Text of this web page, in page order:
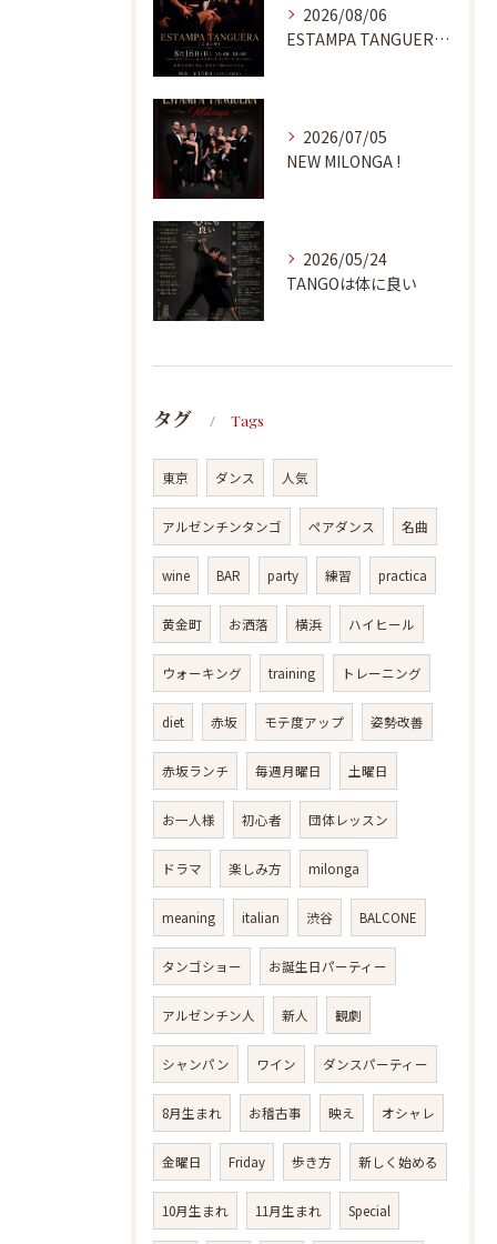
2026/08/06
ESTAMPA TANGUERA MILONGA
2026/07/05
NEW MILONGA !
2026/05/24
TANGOは体に良い
タグ Tags
東京 ダンス 人気
アルゼンチンタンゴ ペアダンス 名曲
wine BAR party 練習 practica
黄金町 お洒落 横浜 ハイヒール
ウォーキング training トレーニング
diet 赤坂 モテ度アップ 姿勢改善
赤坂ランチ 毎週月曜日 土曜日
お一人様 初心者 団体レッスン
ドラマ 楽しみ方 milonga
meaning italian 渋谷 BALCONE
タンゴショー お誕生日パーティー
アルゼンチン人 新人 観劇
シャンパン ワイン ダンスパーティー
8月生まれ お稽古事 映え オシャレ
金曜日 Friday 歩き方 新しく始める
10月生まれ 11月生まれ Special